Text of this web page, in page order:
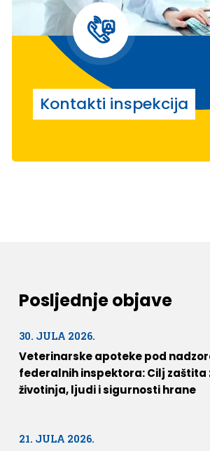
Kontakti inspekcija
Posljednje objave
30. JULA 2026.
Veterinarske apoteke pod
federalnih inspektora: Cilj zaštita
životinja, ljudi i sigurnosti hrane
21. JULA 2026.